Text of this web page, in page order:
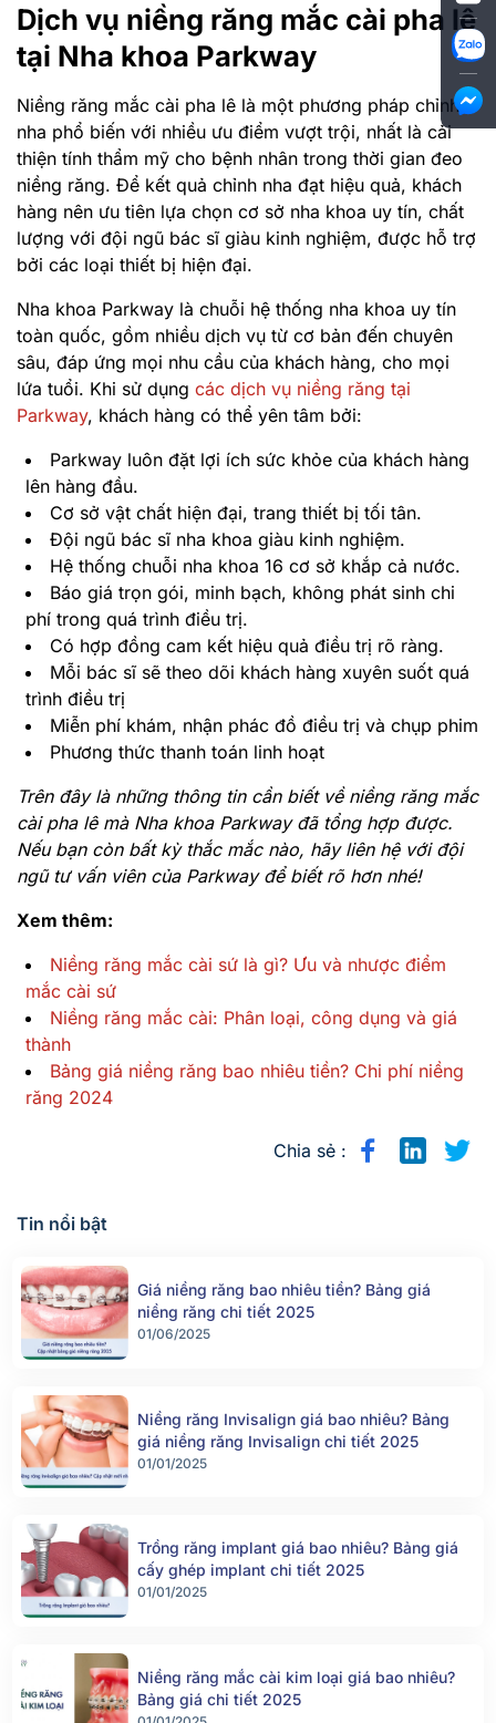
Dịch vụ niềng răng mắc cài pha lê
tại Nha khoa Parkway
Niềng răng mắc cài pha lê là một phương pháp chỉnh
nha phổ biến với nhiều ưu điểm vượt trội, nhất là cải
thiện tính thẩm mỹ cho bệnh nhân trong thời gian đeo
niềng răng. Để kết quả chỉnh nha đạt hiệu quả, khách
hàng nên ưu tiên lựa chọn cơ sở nha khoa uy tín, chất
lượng với đội ngũ bác sĩ giàu kinh nghiệm, được hỗ trợ
bởi các loại thiết bị hiện đại.
Nha khoa Parkway là chuỗi hệ thống nha khoa uy tín
toàn quốc, gồm nhiều dịch vụ từ cơ bản đến chuyên
sâu, đáp ứng mọi nhu cầu của khách hàng, cho mọi
lứa tuổi. Khi sử dụng các dịch vụ niềng răng tại
Parkway, khách hàng có thể yên tâm bởi:
Parkway luôn đặt lợi ích sức khỏe của khách hàng
lên hàng đầu.
Cơ sở vật chất hiện đại, trang thiết bị tối tân.
Đội ngũ bác sĩ nha khoa giàu kinh nghiệm.
Hệ thống chuỗi nha khoa 16 cơ sở khắp cả nước.
Báo giá trọn gói, minh bạch, không phát sinh chi
phí trong quá trình điều trị.
Có hợp đồng cam kết hiệu quả điều trị rõ ràng.
Mỗi bác sĩ sẽ theo dõi khách hàng xuyên suốt quá
trình điều trị
Miễn phí khám, nhận phác đồ điều trị và chụp phim
Phương thức thanh toán linh hoạt
Trên đây là những thông tin cần biết về niềng răng mắc
cài pha lê mà Nha khoa Parkway đã tổng hợp được.
Nếu bạn còn bất kỳ thắc mắc nào, hãy liên hệ với đội
ngũ tư vấn viên của Parkway để biết rõ hơn nhé!
Xem thêm:
Niềng răng mắc cài sứ là gì? Ưu và nhược điểm
mắc cài sứ
Niềng răng mắc cài: Phân loại, công dụng và giá
thành
Bảng giá niềng răng bao nhiêu tiền? Chi phí niềng
răng 2024
Chia sẻ :
Tin nổi bật
Giá niềng răng bao nhiêu tiền? Bảng giá
niềng răng chi tiết 2025
01/06/2025
Niềng răng Invisalign giá bao nhiêu? Bảng
giá niềng răng Invisalign chi tiết 2025
01/01/2025
Trồng răng implant giá bao nhiêu? Bảng giá
cấy ghép implant chi tiết 2025
01/01/2025
Niềng răng mắc cài kim loại giá bao nhiêu?
Bảng giá chi tiết 2025